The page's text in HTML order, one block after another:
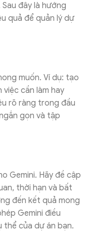
đây là hướng
quả để quản lý dự
muốn. Ví dụ: tạo
việc cần làm hay
rõ ràng trong đầu
gọn và tập
Gemini. Hãy đề cập
thời hạn và bất
đến kết quả mong
Gemini điều
thể của dự án bạn.